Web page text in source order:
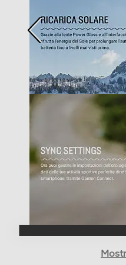
Funzioni e Plus
Altoparlante
potrai cosi goderti le